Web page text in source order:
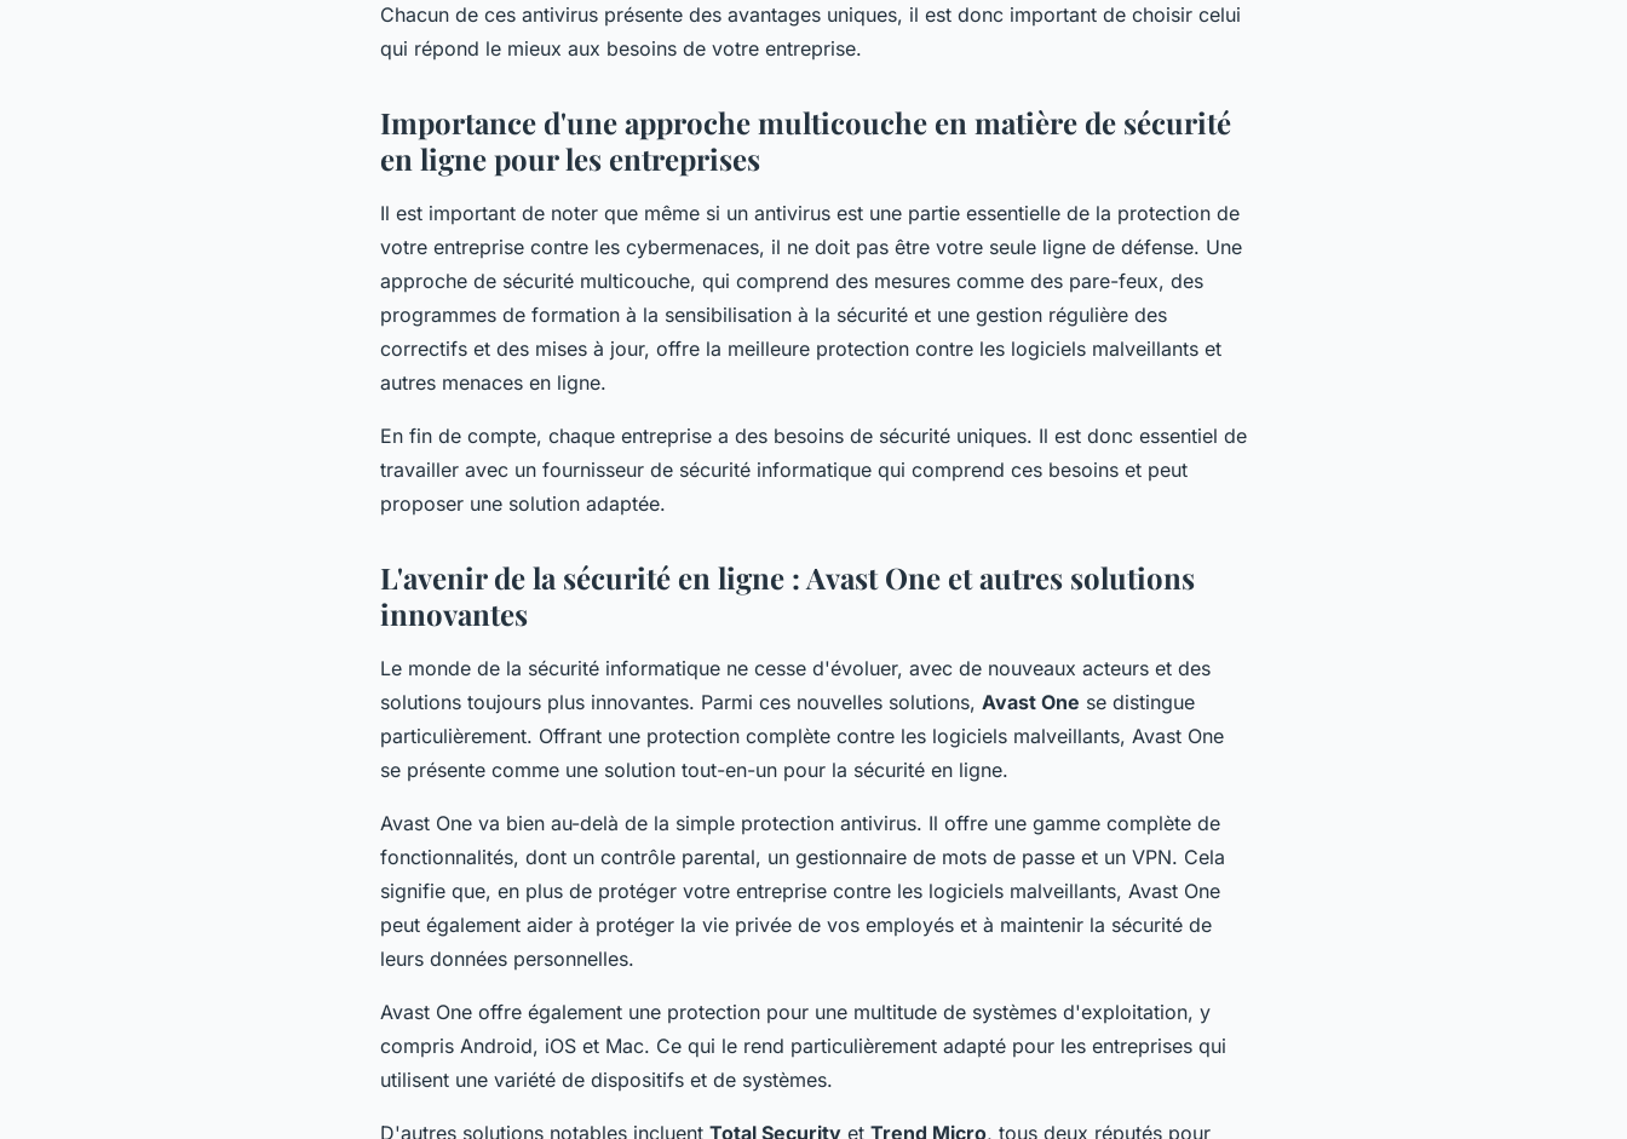
Chacun de ces antivirus présente des avantages uniques, il est donc important de choisir celui
qui répond le mieux aux besoins de votre entreprise.
Importance d'une approche multicouche en matière de sécurité
en ligne pour les entreprises
Il est important de noter que même si un antivirus est une partie essentielle de la protection de
votre entreprise contre les cybermenaces, il ne doit pas être votre seule ligne de défense. Une
approche de sécurité multicouche, qui comprend des mesures comme des pare-feux, des
programmes de formation à la sensibilisation à la sécurité et une gestion régulière des
correctifs et des mises à jour, offre la meilleure protection contre les logiciels malveillants et
autres menaces en ligne.
En fin de compte, chaque entreprise a des besoins de sécurité uniques. Il est donc essentiel de
travailler avec un fournisseur de sécurité informatique qui comprend ces besoins et peut
proposer une solution adaptée.
L'avenir de la sécurité en ligne : Avast One et autres solutions
innovantes
Le monde de la sécurité informatique ne cesse d'évoluer, avec de nouveaux acteurs et des
solutions toujours plus innovantes. Parmi ces nouvelles solutions, Avast One se distingue
particulièrement. Offrant une protection complète contre les logiciels malveillants, Avast One
se présente comme une solution tout-en-un pour la sécurité en ligne.
Avast One va bien au-delà de la simple protection antivirus. Il offre une gamme complète de
fonctionnalités, dont un contrôle parental, un gestionnaire de mots de passe et un VPN. Cela
signifie que, en plus de protéger votre entreprise contre les logiciels malveillants, Avast One
peut également aider à protéger la vie privée de vos employés et à maintenir la sécurité de
leurs données personnelles.
Avast One offre également une protection pour une multitude de systèmes d'exploitation, y
compris Android, iOS et Mac. Ce qui le rend particulièrement adapté pour les entreprises qui
utilisent une variété de dispositifs et de systèmes.
D'autres solutions notables incluent Total Security et Trend Micro, tous deux réputés pour